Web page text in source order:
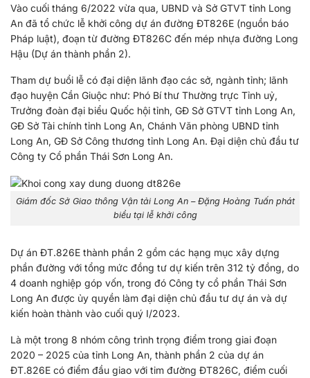
Vào cuối tháng 6/2022 vừa qua, UBND và Sở GTVT tỉnh Long
An đã tổ chức lễ khởi công dự án đường ĐT826E (nguồn báo
Pháp luật), đoạn từ đường ĐT826C đến mép nhựa đường Long
Hậu (Dự án thành phần 2).
Tham dự buổi lễ có đại diện lãnh đạo các sở, ngành tỉnh; lãnh
đạo huyện Cần Giuộc như: Phó Bí thư Thường trực Tỉnh uỷ,
Trưởng đoàn đại biểu Quốc hội tỉnh, GĐ Sở GTVT tỉnh Long An,
GĐ Sở Tài chính tỉnh Long An, Chánh Văn phòng UBND tỉnh
Long An, GĐ Sở Công thương tỉnh Long An. Đại diện chủ đầu tư
Công ty Cổ phần Thái Sơn Long An.
Giám đốc Sở Giao thông Vận tải Long An – Đặng Hoàng Tuấn phát
biểu tại lễ khởi công
Dự án ĐT.826E thành phần 2 gồm các hạng mục xây dựng
phần đường với tổng mức đồng tư dự kiến trên 312 tỷ đồng, do
4 doanh nghiệp góp vốn, trong đó Công ty cổ phần Thái Sơn
Long An được ủy quyền làm đại diện chủ đầu tư dự án và dự
kiến hoàn thành vào cuối quý I/2023.
Là một trong 8 nhóm công trình trọng điểm trong giai đoạn
2020 – 2025 của tỉnh Long An, thành phần 2 của dự án
ĐT.826E có điểm đầu giao với tim đường ĐT826C, điểm cuối